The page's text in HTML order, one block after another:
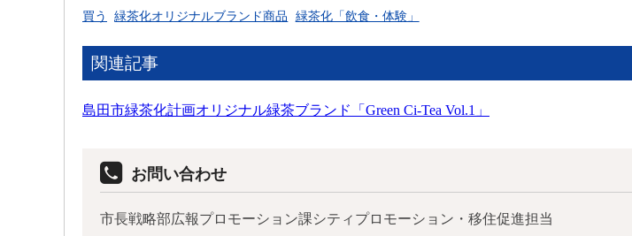
買う
緑茶化オリジナルブランド商品 緑茶化「飲食・体験」
関連記事
島田市緑茶化計画オリジナル緑茶ブランド「Green Ci-Tea Vol.1」
お問い合わせ
市長戦略部広報プロモーション課シティプロモーション・移住促進担当